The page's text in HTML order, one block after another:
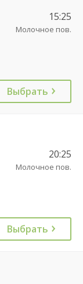
15:25
Молочное пов.
Выбрать
20:25
Молочное пов.
Выбрать